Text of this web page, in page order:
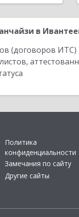
в
(договоров
Политика
конфиденциальности
Замечания по сайту
Другие сайты